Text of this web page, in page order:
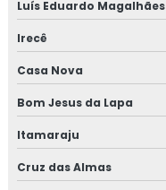
Luís Eduardo Magalhães
Irecê
Casa Nova
Bom Jesus da Lapa
Itamaraju
Cruz das Almas